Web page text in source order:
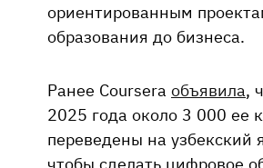
ориентированным
образования до бизнеса.
Ранее Coursera объявила,
2025 года около 3 000 ее
переведены на узбекский